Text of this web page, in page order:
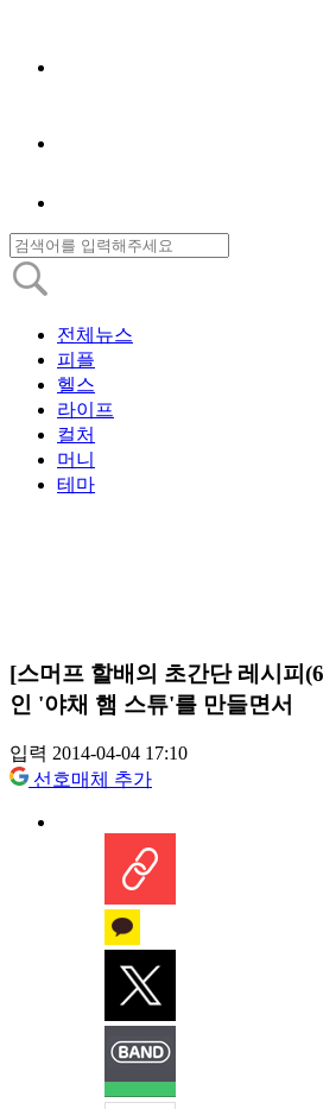
전체뉴스
피플
헬스
라이프
컬처
머니
테마
[스머프 할배의 초간단 레시피
인 '야채 햄 스튜'를 만들면서
입력 2014-04-04 17:10
선호매체 추가